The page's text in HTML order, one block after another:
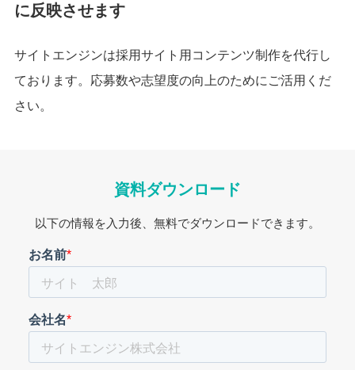
に反映させます
サイトエンジンは採用サイト用コンテンツ制作を代行し
ております。応募数や志望度の向上のためにご活用くだ
さい。
資料ダウンロード
以下の情報を入力後、無料でダウンロードできます。